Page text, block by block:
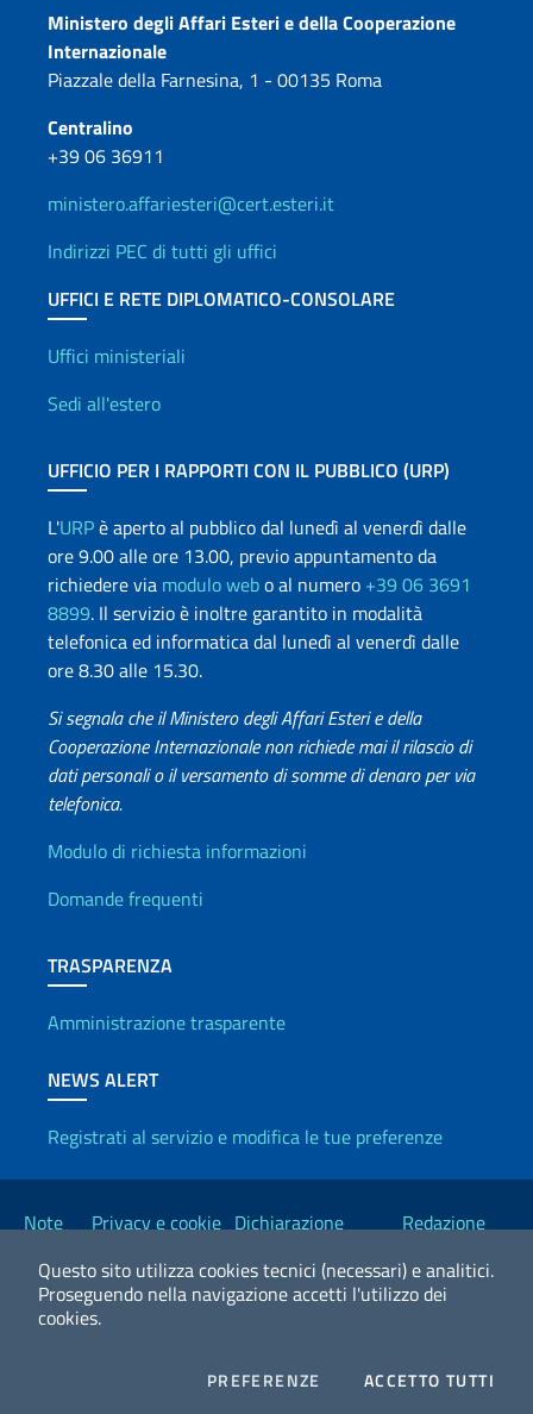
Questo sito utilizza cookies tecnici (necessari) e analitici.
Proseguendo nella navigazione accetti l'utilizzo dei
cookies.
PREFERENZE COOKIESACCETTO TUTTI
Contatti
Ministero degli Affari Esteri e della Cooperazione
Internazionale
Piazzale della Farnesina, 1 - 00135 Roma
Centralino
+39 06 36911
ministero.affariesteri@cert.esteri.it
Indirizzi PEC di tutti gli uffici
UFFICI E RETE DIPLOMATICO-CONSOLARE
Uffici e Rete diplomatica
Uffici ministeriali
Sedi all'estero
UFFICIO PER I RAPPORTI CON IL PUBBLICO (URP)
L'URPè aperto al pubblico dal lunedì al venerdì dalle
ore 9.00 alle ore 13.00, previo appuntamento da
richiedere via modulo webo al numero +39 06 3691
8899. Il servizio è inoltre garantito in modalità
telefonica ed informatica dal lunedì al venerdì dalle
ore 8.30 alle 15.30.
Si segnala che il Ministero degli Affari Esteri e della
Cooperazione Internazionale non richiede mai il rilascio di
dati personali o il versamento di somme di denaro per via
telefonica.
Info utili
Modulo di richiesta informazioni
Domande frequenti
TRASPARENZA
Amministrazione trasparente
NEWS ALERT
Registrati al servizio e modifica le tue preferenze
Link Utili
Note
Privacy e cookie Dichiarazione
Redazione